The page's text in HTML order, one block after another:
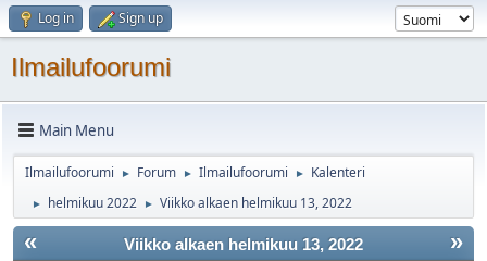
Log in Sign up
Ilmailufoorumi
Main Menu
Ilmailufoorumi ► Forum ► Ilmailufoorumi ► Kalenteri
► helmikuu 2022 ► Viikko alkaen helmikuu 13, 2022
« »
Viikko alkaen helmikuu 13, 2022